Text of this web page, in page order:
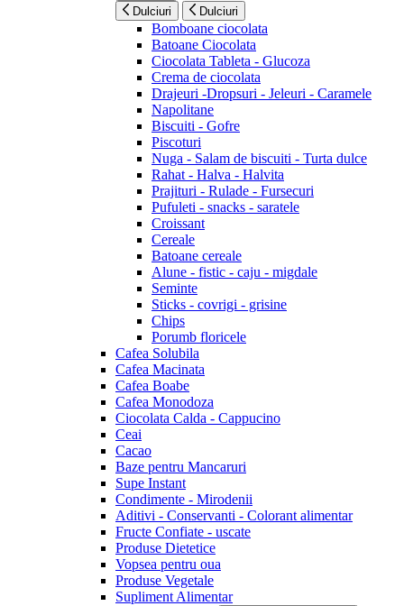
Dulciuri Dulciuri
Bomboane ciocolata
Batoane Ciocolata
Ciocolata Tableta - Glucoza
Crema de ciocolata
Drajeuri -Dropsuri - Jeleuri - Caramele
Napolitane
Biscuiti - Gofre
Piscoturi
Nuga - Salam de biscuiti - Turta dulce
Rahat - Halva - Halvita
Prajituri - Rulade - Fursecuri
Pufuleti - snacks - saratele
Croissant
Cereale
Batoane cereale
Alune - fistic - caju - migdale
Seminte
Sticks - covrigi - grisine
Chips
Porumb floricele
Cafea Solubila
Cafea Macinata
Cafea Boabe
Cafea Monodoza
Ciocolata Calda - Cappucino
Ceai
Cacao
Baze pentru Mancaruri
Supe Instant
Condimente - Mirodenii
Aditivi - Conservanti - Colorant alimentar
Fructe Confiate - uscate
Produse Dietetice
Vopsea pentru oua
Produse Vegetale
Supliment Alimentar